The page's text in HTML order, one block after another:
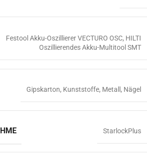
Festool Akku-Oszillierer VECTURO OSC, HILTI
Oszillierendes Akku-Multitool SMT
Gipskarton, Kunststoffe, Metall , Nägel
StarlockPlus